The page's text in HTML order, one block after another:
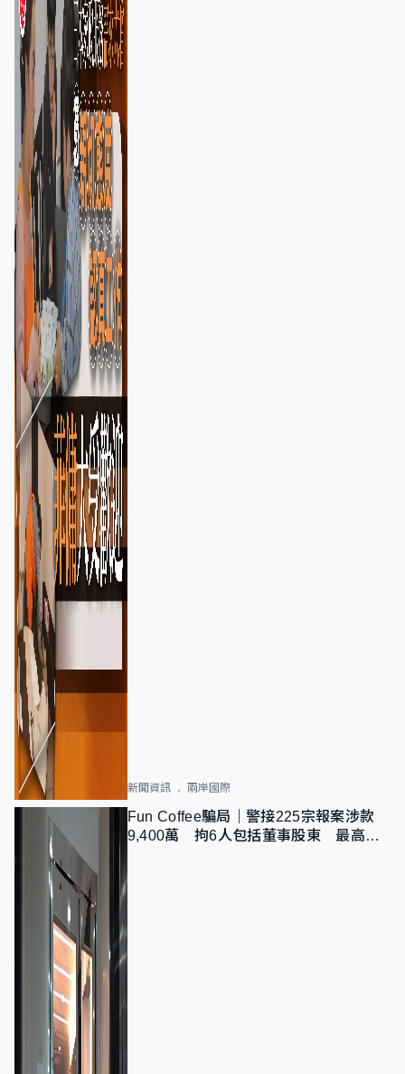
新聞資訊 兩岸國際
Fun Coffee騙局｜警接225宗報案涉款
9,400萬 拘6人包括董事股東 最高金